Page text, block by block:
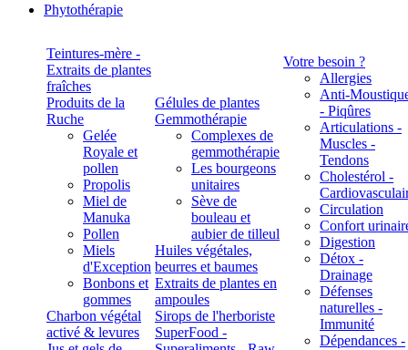
Phytothérapie
Teintures-mère -
Extraits de plantes
fraîches
Produits de la
Ruche
Gelée
Royale et
pollen
Propolis
Miel de
Manuka
Pollen
Miels
d'Exception
Bonbons et
gommes
Charbon végétal
activé & levures
Gélules de plantes
Gemmothérapie
Complexes de
gemmothérapie
Les bourgeons
unitaires
Sève de
bouleau et
aubier de tilleul
Huiles végétales,
beurres et baumes
Extraits de plantes en
ampoules
Sirops de l'herboriste
SuperFood -
Votre besoin ?
Allergies
Anti-
- Piqûres
Articulations -
Muscles -
Tendons
Cholestérol -
Circulation
Confort
Digestion
Détox -
Drainage
Défenses
naturelles -
Immunité
Dépendances -